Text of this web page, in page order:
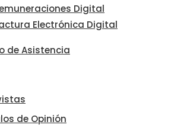
Digital
Electrónica Digital
de Asistencia
de Opinión